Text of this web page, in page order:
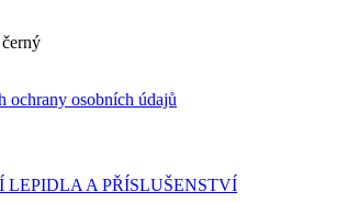
ochrany osobních údajů
LEPIDLA A PŘÍSLUŠENSTVÍ